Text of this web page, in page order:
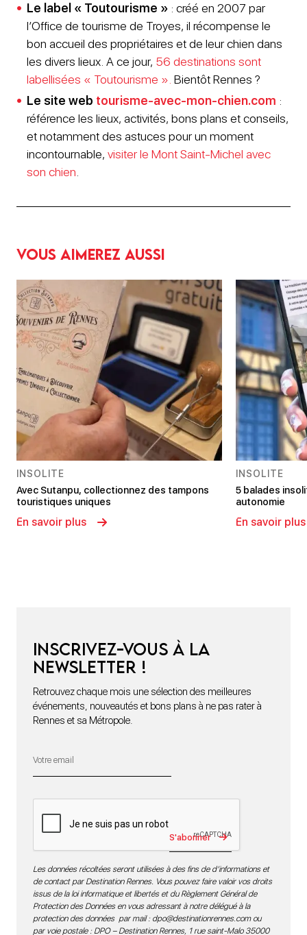
Le label « Toutourisme » : créé en 2007 par
l’Office de tourisme de Troyes, il récompense le
bon accueil des propriétaires et de leur chien dans
les divers lieux. A ce jour, 56 destinations sont
labellisées « Toutourisme ». Bientôt Rennes ?
Le site web tourisme-avec-mon-chien.com :
référence les lieux, activités, bons plans et conseils,
et notamment des astuces pour un moment
incontournable, visiter le Mont Saint-Michel avec
son chien.
Vous aimerez aussi
INSOLITE
Avec Sutanpu, collectionnez des tampons
touristiques uniques
En savoir plus
INSOLITE
5 balades
autonomie
En savoir plus
Inscrivez-vous à la
newsletter !
Retrouvez chaque mois une sélection des meilleures
événements, nouveautés et bons plans à ne pas rater à
Rennes et sa Métropole.
S'abonner
Les données récoltées seront utilisées à des fins de d’informations et
de contact par Destination Rennes. Vous pouvez faire valoir vos droits
issus de la loi informatique et libertés et du Règlement Général de
Protection des Données en vous adressant à notre délégué à la
protection des données par mail : dpo@destinationrennes.comou
par voie postale : DPO – Destination Rennes, 1 rue saint-Malo 35000